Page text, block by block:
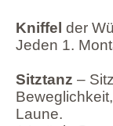
Kniffel der
Jeden 1.
Sitztanz –
Laune.